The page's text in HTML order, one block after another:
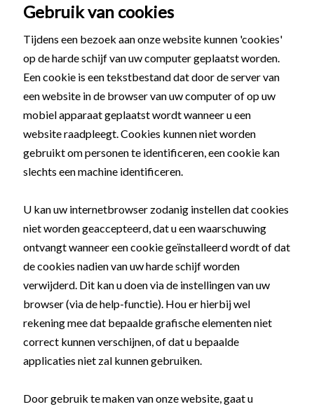
Gebruik van cookies
Tijdens een bezoek aan onze website kunnen 'cookies'
op de harde schijf van uw computer geplaatst worden.
Een cookie is een tekstbestand dat door de server van
een website in de browser van uw computer of op uw
mobiel apparaat geplaatst wordt wanneer u een
website raadpleegt. Cookies kunnen niet worden
gebruikt om personen te identificeren, een cookie kan
slechts een machine identificeren.
U kan uw internetbrowser zodanig instellen dat cookies
niet worden geaccepteerd, dat u een waarschuwing
ontvangt wanneer een cookie geïnstalleerd wordt of dat
de cookies nadien van uw harde schijf worden
verwijderd. Dit kan u doen via de instellingen van uw
browser (via de help-functie). Hou er hierbij wel
rekening mee dat bepaalde grafische elementen niet
correct kunnen verschijnen, of dat u bepaalde
applicaties niet zal kunnen gebruiken.
Door gebruik te maken van onze website, gaat u